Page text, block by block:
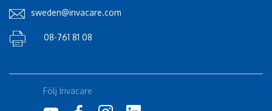
sweden@invacare.com
08-761 81 08
Följ Invacare